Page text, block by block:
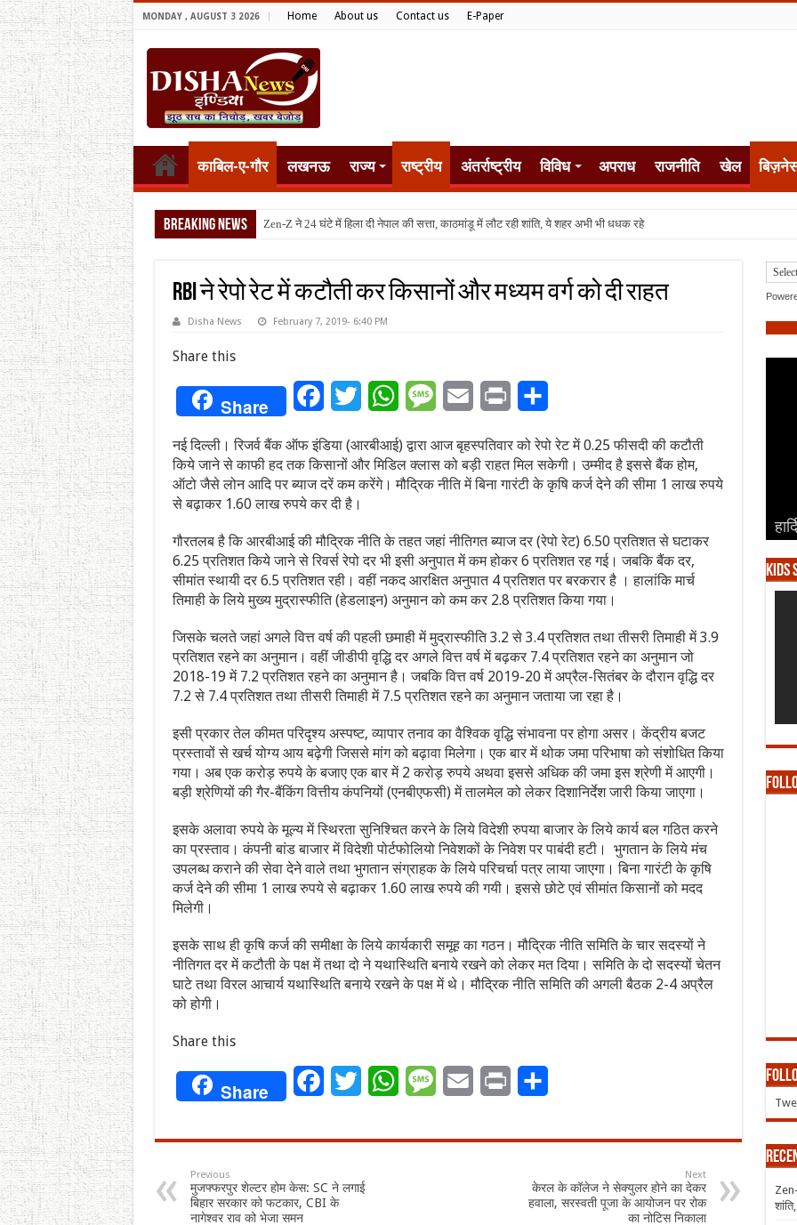
MONDAY , AUGUST 3 2026 Home About us Contact us E-Paper
काबिल-ए-गौर लखनऊ राज्य राष्ट्रीय अंतर्राष्ट्रीय विविध अपराध राजनीति खेल
Breaking News टैरिफ वॉर पर
RBI ने रेपो रेट में कटौती कर किसानों और मध्यम वर्ग को दी राहत
Disha News February 7, 2019- 6:40 PM
Share this
Share FacebookTwitterWhatsAppMessageEmail Print
नई दिल्ली। रिजर्व बैंक ऑफ इंडिया (आरबीआई) द्वारा आज बृहस्पतिवार को रेपो रेट में 0.25 फीसदी की कटौती
किये जाने से काफी हद तक किसानों और मिडिल क्लास को बड़ी राहत मिल सकेगी। उम्मीद है इससे बैंक होम,
ऑटो जैसे लोन आदि पर ब्याज दरें कम करेंगे। मौद्रिक नीति में बिना गारंटी के कृषि कर्ज देने की सीमा 1 लाख रुपये
से बढ़ाकर 1.60 लाख रुपये कर दी है।
गौरतलब है कि आरबीआई की मौद्रिक नीति के तहत जहां नीतिगत ब्याज दर (रेपो रेट) 6.50 प्रतिशत से घटाकर
6.25 प्रतिशत किये जाने से रिवर्स रेपो दर भी इसी अनुपात में कम होकर 6 प्रतिशत रह गई। जबकि बैंक दर,
सीमांत स्थायी दर 6.5 प्रतिशत रही। वहीं नकद आरक्षित अनुपात 4 प्रतिशत पर बरकरार है । हालांकि मार्च
तिमाही के लिये मुख्य मुद्रास्फीति (हेडलाइन) अनुमान को कम कर 2.8 प्रतिशत किया गया।
जिसके चलते जहां अगले वित्त वर्ष की पहली छमाही में मुद्रास्फीति 3.2 से 3.4 प्रतिशत तथा तीसरी तिमाही में 3.9
प्रतिशत रहने का अनुमान। वहीं जीडीपी वृद्धि दर अगले वित्त वर्ष में बढ़कर 7.4 प्रतिशत रहने का अनुमान जो
2018-19 में 7.2 प्रतिशत रहने का अनुमान है। जबकि वित्त वर्ष 2019-20 में अप्रैल-सितंबर के दौरान वृद्धि दर
7.2 से 7.4 प्रतिशत तथा तीसरी तिमाही में 7.5 प्रतिशत रहने का अनुमान जताया जा रहा है।
इसी प्रकार तेल कीमत परिदृश्य अस्पष्ट, व्यापार तनाव का वैश्विक वृद्धि संभावना पर होगा असर। केंद्रीय बजट
प्रस्तावों से खर्च योग्य आय बढ़ेगी जिससे मांग को बढ़ावा मिलेगा। एक बार में थोक जमा परिभाषा को संशोधित किया
गया। अब एक करोड़ रुपये के बजाए एक बार में 2 करोड़ रुपये अथवा इससे अधिक की जमा इस श्रेणी में आएगी।
बड़ी श्रेणियों की गैर-बैंकिंग वित्तीय कंपनियों (एनबीएफसी) में तालमेल को लेकर दिशानिर्देश जारी किया जाएगा।
इसके अलावा रुपये के मूल्य में स्थिरता सुनिश्चित करने के लिये विदेशी रुपया बाजार के लिये कार्य बल गठित करने
का प्रस्ताव। कंपनी बांड बाजार में विदेशी पोर्टफोलियो निवेशकों के निवेश पर पाबंदी हटी। भुगतान के लिये मंच
उपलब्ध कराने की सेवा देने वाले तथा भुगतान संग्राहक के लिये परिचर्चा पत्र लाया जाएगा। बिना गारंटी के कृषि
कर्ज देने की सीमा 1 लाख रुपये से बढ़ाकर 1.60 लाख रुपये की गयी। इससे छोटे एवं सीमांत किसानों को मदद
मिलेगी।
इसके साथ ही कृषि कर्ज की समीक्षा के लिये कार्यकारी समूह का गठन। मौद्रिक नीति समिति के चार सदस्यों ने
नीतिगत दर में कटौती के पक्ष में तथा दो ने यथास्थिति बनाये रखने को लेकर मत दिया। समिति के दो सदस्यों चेतन
घाटे तथा विरल आचार्य यथास्थिति बनाये रखने के पक्ष में थे। मौद्रिक नीति समिति की अगली बैठक 2-4 अप्रैल
को होगी।
Share this
Share FacebookTwitterWhatsAppMessageEmail Print
Previous
मुजफ्फरपुर शेल्टर होम केस: SC ने लगाई
बिहार सरकार को फटकार, CBI के
नागेश्वर राव को भेजा समन
Next
केरल के कॉलेज ने सेक्युलर होने का देकर
हवाला, सरस्वती पूजा के आयोजन पर रोक
का नोटिस निकाला
Kids